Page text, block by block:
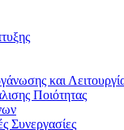
και
Ποιότητας
Συνεργασίες